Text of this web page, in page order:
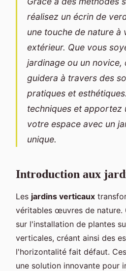
réalisez un écrin de
une touche de nature à
extérieur. Que vous
jardinage ou un novice,
guidera à travers des
pratiques et
techniques et apportez
votre espace avec un
unique.
Introduction aux
Les jardins verticaux
véritables œuvres de nature.
sur l'installation de plantes
verticales, créant ainsi des
l'horizontalité fait défaut.
une solution innovante pour